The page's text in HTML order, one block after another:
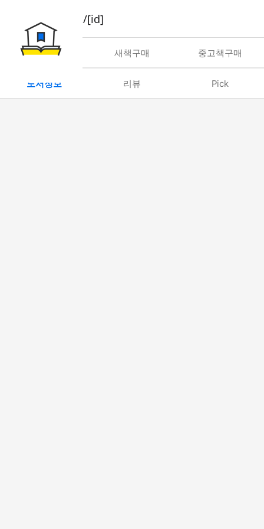
book/rent/[id]
대여 새책구매 중고책구매
도서정보 리뷰 Pick